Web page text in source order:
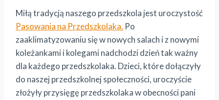
Miłą tradycją naszego przedszkola jest uroczystość
Pasowania na Przedszkolaka. Po
zaaklimatyzowaniu się w nowych salach i z nowymi
koleżankami i kolegami nadchodzi dzień tak ważny
dla każdego przedszkolaka. Dzieci, które dołączyły
do naszej przedszkolnej społeczności, uroczyście
złożyły przysięgę przedszkolaka w obecności pani